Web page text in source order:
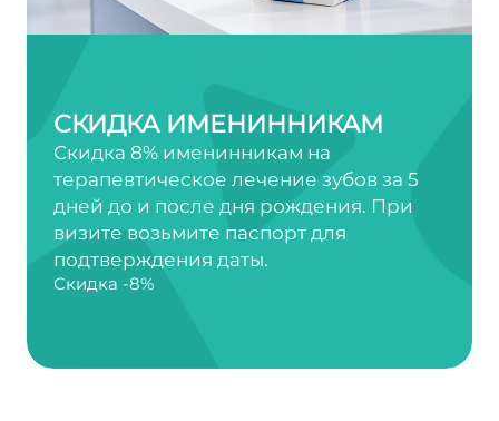
СКИДКА ИМЕНИННИКАМ
Скидка 8% именинникам на
терапевтическое лечение зубов за 5
дней до и после дня рождения. При
визите возьмите паспорт для
подтверждения даты.
Скидка -8%